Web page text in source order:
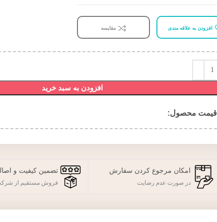
افزودن به علاقه مندی مقایسه
افزودن به سبد خرید
قیمت محصول:​
امکان مرجوع کردن سفارش
در صورت عدم رضایت
تضمین کیفیت و
فروش مستقیم از